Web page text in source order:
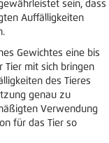
sein, dass
Auffälligkeiten
Gewichtes eine bis
Tier mit sich bringen
des Tieres
genau zu
Verwendung
für das Tier so